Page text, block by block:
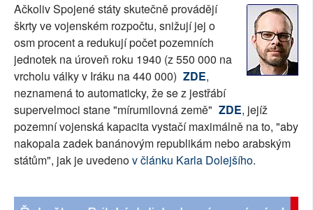
PŘÍSPĚVKY NA PROVOZ
SOCIÁLNÍ SÍTĚ
RUBRIKY
PLNÁ VERZE STRÁNEK
Ačkoliv Spojené státy skutečně provádějí
škrty ve vojenském rozpočtu, snižují jej o
osm procent a redukují počet pozemních
jednotek na úroveň roku 1940 (z 550 000 na
vrcholu války v Iráku na 440 000) ZDE,
neznamená to automaticky, že se z jestřábí
supervelmoci stane "mírumilovná země" ZDE, jejíž
pozemní vojenská kapacita vystačí maximálně na to, "aby
nakopala zadek banánovým republikám nebo arabským
státům", jak je uvedenov článku Karla Dolejšího.